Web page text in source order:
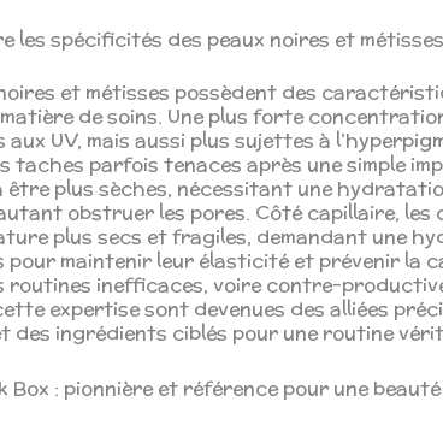
les spécificités des peaux noires et
et métisses possèdent des
de soins. Une plus forte
UV, mais aussi plus sujettes à
taches parfois tenaces après une simple
être plus sèches, nécessitant une
obstruer les pores. Côté capillaire, les
plus secs et fragiles, demandant une
pour maintenir leur élasticité et prévenir la
routines inefficaces, voire contre-
expertise sont devenues des alliées
des ingrédients ciblés pour une routine
Box : pionnière et référence pour une